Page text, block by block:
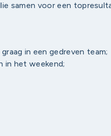
samen voor een
in een gedreven team;
in het weekend;